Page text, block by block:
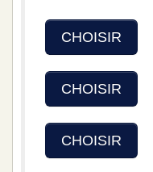
CHOISIR
CHOISIR
CHOISIR